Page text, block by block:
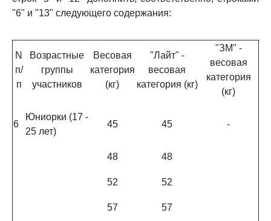
"6" и "13" следующего содержания:
N
п/
п
Возрастные
группы
участников
Весовая
категория
(кг)
"Лайт" -
весовая
категория (кг)
"ЗМ" -
весовая
категория
(кг)
6
Юниорки (17 -
25 лет)
45 45 -
48 48
52 52
57 57